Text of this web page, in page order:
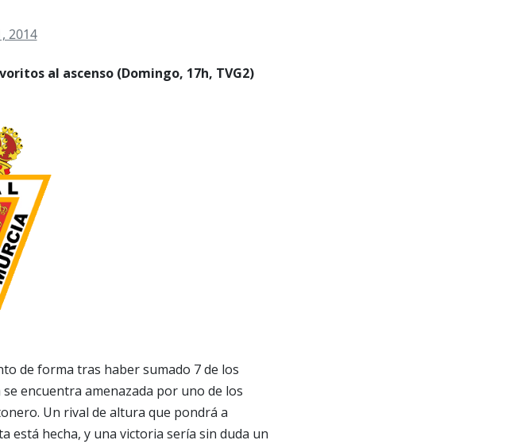
2014
al ascenso (Domingo, 17h, TVG2)
de forma tras haber sumado 7 de los
encuentra amenazada por uno de los
Un rival de altura que pondrá a
está hecha, y una victoria sería sin duda un